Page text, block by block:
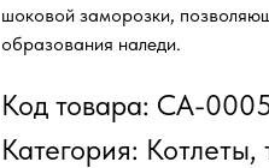
шоковой заморозки,
образования наледи.
Код товара: СА-
Категория: Котлеты,